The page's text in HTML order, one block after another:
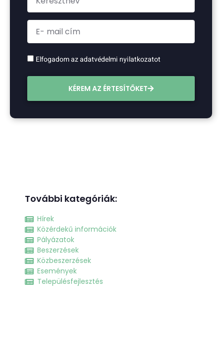
Elfogadom az adatvédelmi nyilatkozatot
KÉREM AZ ÉRTESÍTŐKET
További kategóriák:
Hírek
Közérdekű információk
Pályázatok
Beszerzések
Közbeszerzések
Események
Településfejlesztés